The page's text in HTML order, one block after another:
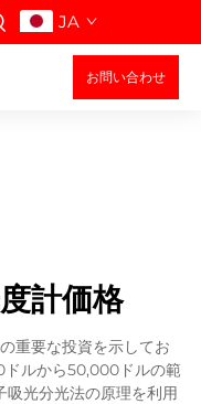
JA
お問い合わせ
計価格
重要な投資を示してお
ドルから50,000ドルの範
吸光分光法の原理を利用